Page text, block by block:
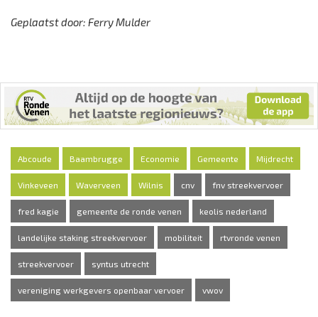
Geplaatst door: Ferry Mulder
Abcoude Baambrugge Economie Gemeente Mijdrecht
Vinkeveen Waverveen Wilnis cnv fnv streekvervoer
fred kagie gemeente de ronde venen keolis nederland
landelijke staking streekvervoer mobiliteit rtvronde venen
streekvervoer syntus utrecht
vereniging werkgevers openbaar vervoer vwov